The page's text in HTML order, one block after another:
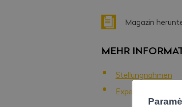
Magazin
MEHR
Stellungnahmen
Expertenmeinung